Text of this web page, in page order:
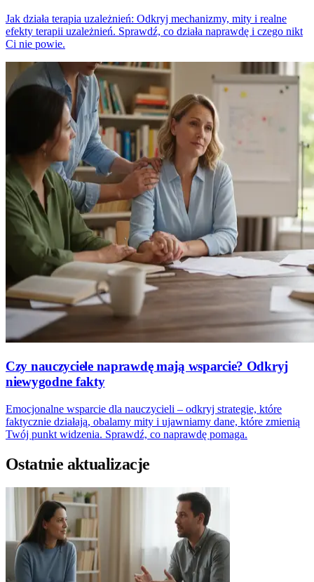
Jak działa terapia uzależnień: Odkryj mechanizmy, mity i realne
efekty terapii uzależnień. Sprawdź, co działa naprawdę i czego nikt
Ci nie powie.
Czy nauczyciele naprawdę mają wsparcie? Odkryj
niewygodne fakty
Emocjonalne wsparcie dla nauczycieli – odkryj strategie, które
faktycznie działają, obalamy mity i ujawniamy dane, które zmienią
Twój punkt widzenia. Sprawdź, co naprawdę pomaga.
Ostatnie aktualizacje